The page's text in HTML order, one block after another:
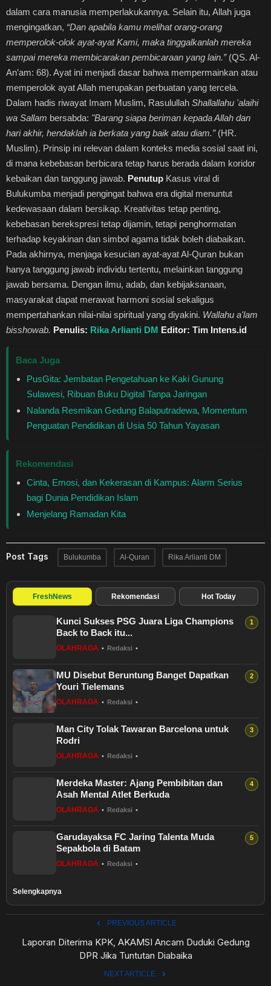
dalam cara manusia memperlakukannya. Selain itu, Allah juga
mengingatkan, “Dan apabila kamu melihat orang-orang
memperolok-olok ayat-ayat Kami, maka tinggalkanlah mereka
sampai mereka membicarakan pembicaraan yang lain.”(QS. Al-
An’am: 68). Ayat ini menjadi dasar bahwa mempermainkan atau
memperolok ayat Allah merupakan perbuatan yang tercela.
Dalam hadis riwayat Imam Muslim, Rasulullah Shallallahu 'alaihi
wa Sallam bersabda: "Barang siapa beriman kepada Allah dan
hari akhir, hendaklah ia berkata yang baik atau diam.”(HR.
Muslim). Prinsip ini relevan dalam konteks media sosial saat ini,
di mana kebebasan berbicara tetap harus berada dalam koridor
kebaikan dan tanggung jawab. Penutup Kasus viral di
Bulukumba menjadi pengingat bahwa era digital menuntut
kedewasaan dalam bersikap. Kreativitas tetap penting,
kebebasan berekspresi tetap dijamin, tetapi penghormatan
terhadap keyakinan dan simbol agama tidak boleh diabaikan.
Pada akhirnya, menjaga kesucian ayat-ayat Al-Quran bukan
hanya tanggung jawab individu tertentu, melainkan tanggung
jawab bersama. Dengan ilmu, adab, dan kebijaksanaan,
masyarakat dapat merawat harmoni sosial sekaligus
mempertahankan nilai-nilai spiritual yang diyakini. Wallahu a'lam
bisshowab. Penulis: Rika Arlianti DM Editor: Tim Intens.id
Baca Juga
PusGita: Jembatan Pengetahuan ke Kaki Gunung
Sulawesi, Ribuan Buku Digital Tanpa Jaringan
Nalanda Resmikan Gedung Balaputradewa, Momentum
Penguatan Pendidikan di Usia 50 Tahun Yayasan
Rekomendasi
Cinta, Emosi, dan Kekerasan di Kampus: Alarm Serius
bagi Dunia Pendidikan Islam
Menjelang Ramadan Kita
Post Tags Bulukumba Al-Quran Rika Arlianti DM
FreshNews Rekomendasi Hot Today
Kunci Sukses PSG Juara Liga Champions
Back to Back itu...
OLAHRAGA • Redaksi •
MU Disebut Beruntung Banget Dapatkan
Youri Tielemans
OLAHRAGA • Redaksi •
Man City Tolak Tawaran Barcelona untuk
Rodri
OLAHRAGA • Redaksi •
Merdeka Master: Ajang Pembibitan dan
Asah Mental Atlet Berkuda
OLAHRAGA • Redaksi •
Garudayaksa FC Jaring Talenta Muda
Sepakbola di Batam
OLAHRAGA • Redaksi •
Selengkapnya
PREVIOUS ARTICLE
Laporan Diterima KPK, AKAMSI Ancam Duduki Gedung
DPR Jika Tuntutan Diabaika
NEXT ARTICLE